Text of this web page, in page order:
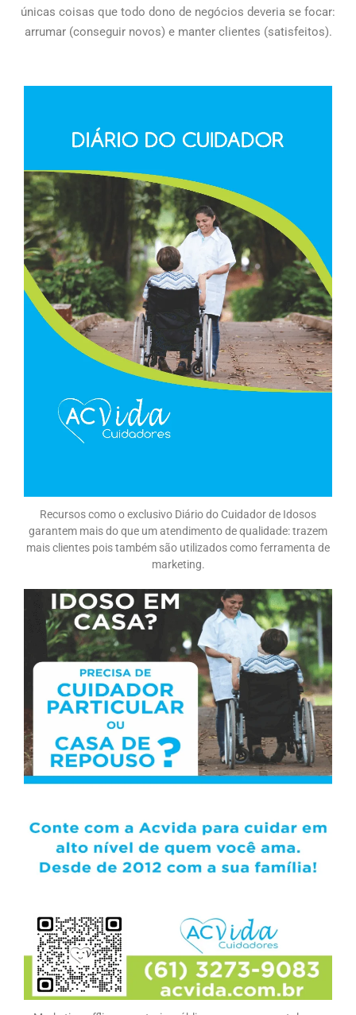
únicas coisas que todo dono de negócios deveria se focar:
arrumar (conseguir novos) e manter clientes (satisfeitos).
Recursos como o exclusivo Diário do Cuidador de Idosos
garantem mais do que um atendimento de qualidade: trazem
mais clientes pois também são utilizados como ferramenta de
marketing.